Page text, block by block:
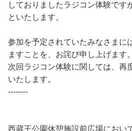
しておりましたラジコン体験です
といたします。
参加を予定されていたみなさまに
ますことを、お詫び申し上げます。
次回ラジコン体験に関しては、再
いたします。
--------
西蔵王公園休憩施設前広場におい